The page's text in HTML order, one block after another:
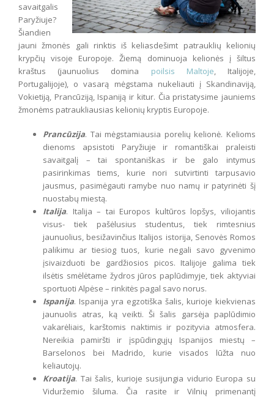
savaitgalis
Paryžiuje?
Šiandien
jauni žmonės gali rinktis iš keliasdešimt patrauklių kelionių
krypčių visoje Europoje. Žiemą dominuoja kelionės į šiltus
kraštus (jaunuolius domina poilsis Maltoje, Italijoje,
Portugalijoje), o vasarą mėgstama nukeliauti į Skandinaviją,
Vokietiją, Prancūziją, Ispaniją ir kitur. Čia pristatysime jauniems
žmonėms patraukliausias kelionių kryptis Europoje.
Prancūzija. Tai mėgstamiausia porelių kelionė. Kelioms
dienoms apsistoti Paryžiuje ir romantiškai praleisti
savaitgalį – tai spontaniškas ir be galo intymus
pasirinkimas tiems, kurie nori sutvirtinti tarpusavio
jausmus, pasimėgauti ramybe nuo namų ir patyrinėti šį
nuostabų miestą.
Italija. Italija – tai Europos kultūros lopšys, viliojantis
visus- tiek pašėlusius studentus, tiek rimtesnius
jaunuolius, besižavinčius Italijos istorija, Senovės Romos
palikimu ar tiesiog tuos, kurie negali savo gyvenimo
įsivaizduoti be gardžiosios picos. Italijoje galima tiek
ilsėtis smėlėtame žydros jūros paplūdimyje, tiek aktyviai
sportuoti Alpėse – rinkitės pagal savo norus.
Ispanija. Ispanija yra egzotiška šalis, kurioje kiekvienas
jaunuolis atras, ką veikti. Ši šalis garsėja paplūdimio
vakarėliais, karštomis naktimis ir pozityvia atmosfera.
Nereikia pamiršti ir įspūdingųjų Ispanijos miestų –
Barselonos bei Madrido, kurie visados lūžta nuo
keliautojų.
Kroatija. Tai šalis, kurioje susijungia vidurio Europa su
Viduržemio šiluma. Čia rasite ir Vilnių primenantį